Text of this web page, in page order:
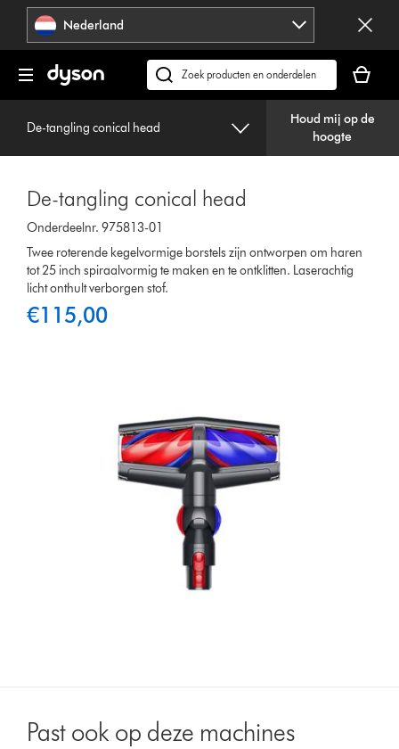
Navigatie
overslaan
Nederland
Zoek
op
dyson.nl
is
leeg
De-tangling conical head
Houd mij op de
hoogte
De-tangling conical head
Onderdeelnr. 975813-01
Twee roterende kegelvormige borstels zijn ontworpen om haren
tot 25 inch spiraalvormig te maken en te ontklitten. Laserachtig
licht onthult verborgen stof.
€115,00
Past ook op deze machines